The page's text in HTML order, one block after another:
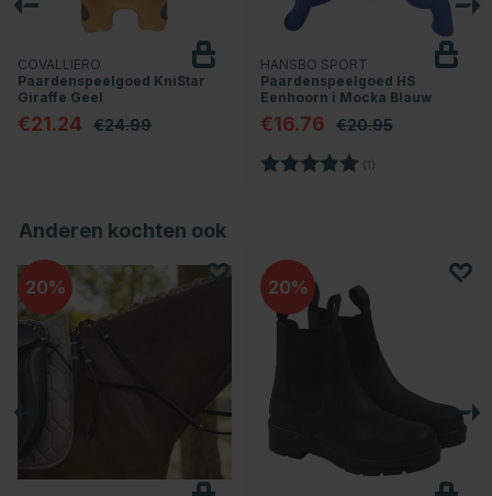
COVALLIERO
Paardenspeelgoed KniStar
Giraffe Geel
€21.24 €24.99
HANSBO SPORT
Paardenspeelgoed HS
Eenhoorn i Mocka Blauw
€16.76 €20.95
Beoordeling: (1)
Anderen kochten ook
20 20